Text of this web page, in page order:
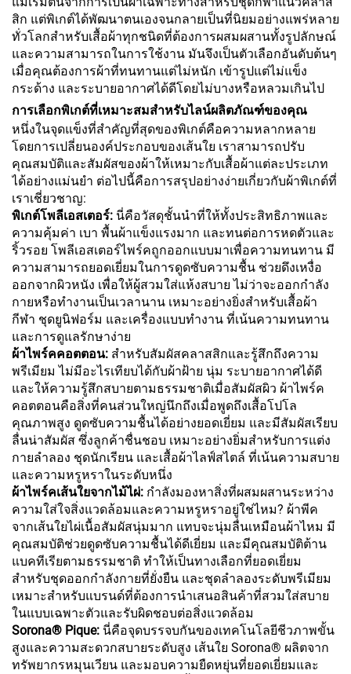
สิก แต่พิเกต์ได้พัฒนาตนเองจนกลายเป็นที่นิยมอย่างแพร่หลาย
ทั่วโลกสำหรับเสื้อผ้าทุกชนิดที่ต้องการผสมผสานทั้งรูปลักษณ์
และความสามารถในการใช้งาน มันจึงเป็นตัวเลือกอันดับต้นๆ
เมื่อคุณต้องการผ้าที่ทนทานแต่ไม่หนัก เข้ารูปแต่ไม่แข็ง
กระด้าง และระบายอากาศได้ดีโดยไม่บางหรือหลวมเกินไป
การเลือกพิเกต์ที่เหมาะสมสำหรับไลน์ผลิตภัณฑ์ของคุณ
หนึ่งในจุดแข็งที่สำคัญที่สุดของพิเกต์คือความหลากหลาย
โดยการเปลี่ยนองค์ประกอบของเส้นใย เราสามารถปรับ
คุณสมบัติและสัมผัสของผ้าให้เหมาะกับเสื้อผ้าแต่ละประเภท
ได้อย่างแม่นยำ ต่อไปนี้คือการสรุปอย่างง่ายเกี่ยวกับผ้าพิเกต์ที่
เราเชี่ยวชาญ:
พิเกต์โพลีเอสเตอร์: นี่คือวัสดุชั้นนำที่ให้ทั้งประสิทธิภาพและ
ความคุ้มค่า เบา พื้นผ้าแข็งแรงมาก และทนต่อการหดตัวและ
ริ้วรอย โพลีเอสเตอร์ไพร์คถูกออกแบบมาเพื่อความทนทาน มี
ความสามารถยอดเยี่ยมในการดูดซับความชื้น ช่วยดึงเหงื่อ
ออกจากผิวหนัง เพื่อให้ผู้สวมใส่แห้งสบาย ไม่ว่าจะออกกำลัง
กายหรือทำงานเป็นเวลานาน เหมาะอย่างยิ่งสำหรับเสื้อผ้า
กีฬา ชุดยูนิฟอร์ม และเครื่องแบบทำงาน ที่เน้นความทนทาน
และการดูแลรักษาง่าย
ผ้าไพร์คคอตตอน: สำหรับสัมผัสคลาสสิกและรู้สึกถึงความ
พรีเมียม ไม่มีอะไรเทียบได้กับผ้าฝ้าย นุ่ม ระบายอากาศได้ดี
และให้ความรู้สึกสบายตามธรรมชาติเมื่อสัมผัสผิว ผ้าไพร์ค
คอตตอนคือสิ่งที่คนส่วนใหญ่นึกถึงเมื่อพูดถึงเสื้อโปโล
คุณภาพสูง ดูดซับความชื้นได้อย่างยอดเยี่ยม และมีสัมผัสเรียบ
ลื่นน่าสัมผัส ซึ่งลูกค้าชื่นชอบ เหมาะอย่างยิ่มสำหรับการแต่ง
กายลำลอง ชุดนักเรียน และเสื้อผ้าไลฟ์สไตล์ ที่เน้นความสบาย
และความหรูหราในระดับหนึ่ง
ผ้าไพร์คเส้นใยจากไม้ไผ่: กำลังมองหาสิ่งที่ผสมผสานระหว่าง
ความใส่ใจสิ่งแวดล้อมและความหรูหราอยู่ใช่ไหม? ผ้าพีค
จากเส้นใยไผ่เนื้อสัมผัสนุ่มมาก แทบจะนุ่มลื่นเหมือนผ้าไหม มี
คุณสมบัติช่วยดูดซับความชื้นได้ดีเยี่ยม และมีคุณสมบัติต้าน
แบคทีเรียตามธรรมชาติ ทำให้เป็นทางเลือกที่ยอดเยี่ยม
สำหรับชุดออกกำลังกายที่ยั่งยืน และชุดลำลองระดับพรีเมียม
เหมาะสำหรับแบรนด์ที่ต้องการนำเสนอสินค้าที่สวมใส่สบาย
ในแบบเฉพาะตัวและรับผิดชอบต่อสิ่งแวดล้อม
Sorona® Pique: นี่คือจุดบรรจบกันของเทคโนโลยีชีวภาพขั้น
สูงและความสะดวกสบายระดับสูง เส้นใย Sorona® ผลิตจาก
ทรัพยากรหมุนเวียน และมอบความยืดหยุ่นที่ยอดเยี่ยมและ